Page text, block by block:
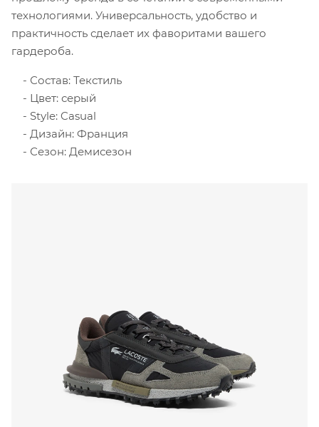
технологиями. Универсальность, удобство и
практичность сделает их фаворитами вашего
гардероба.
Состав: Текстиль
Цвет: серый
Style: Casual
Дизайн: Франция
Сезон: Демисезон